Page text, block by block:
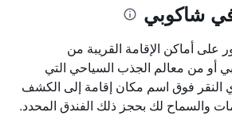
في شاكوبي
على أماكن الإقامة القريبة من
أو من معالم الجذب السياحي التي
النقر فوق اسم مكان إقامة إلى الكشف
والسماح لك بحجز ذلك الفندق المحدد.